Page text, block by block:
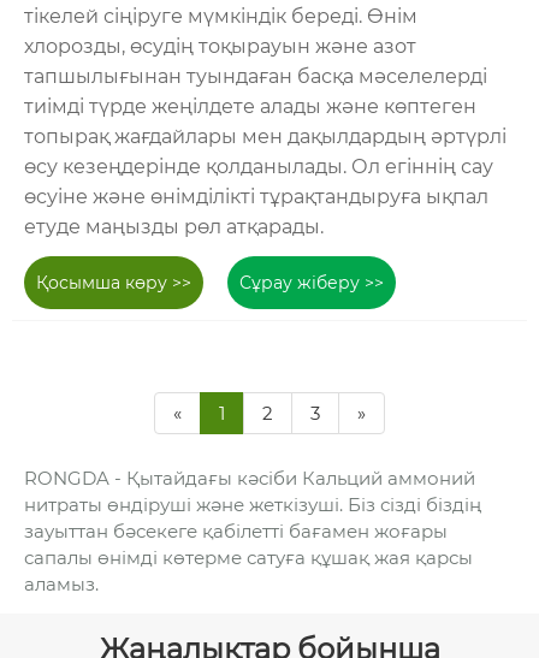
тікелей сіңіруге мүмкіндік береді. Өнім
хлорозды, өсудің тоқырауын және азот
тапшылығынан туындаған басқа мәселелерді
тиімді түрде жеңілдете алады және көптеген
топырақ жағдайлары мен дақылдардың әртүрлі
өсу кезеңдерінде қолданылады. Ол егіннің сау
өсуіне және өнімділікті тұрақтандыруға ықпал
етуде маңызды рөл атқарады.
Қосымша көру >> Сұрау жіберу >>
« 1 2 3 »
RONGDA - Қытайдағы кәсіби Кальций аммоний
нитраты өндіруші және жеткізуші. Біз сізді біздің
зауыттан бәсекеге қабілетті бағамен жоғары
сапалы өнімді көтерме сатуға құшақ жая қарсы
аламыз.
Жаңалықтар бойынша